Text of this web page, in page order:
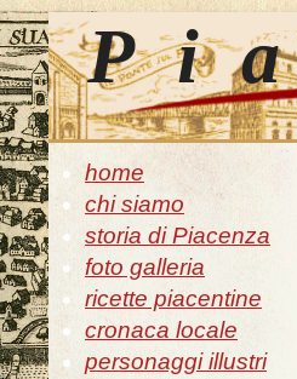
home
chi siamo
storia di Piacenza
foto galleria
ricette piacentine
cronaca locale
personaggi illustri